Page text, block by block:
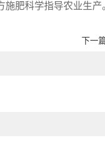
肥科学指导农业生产
下一